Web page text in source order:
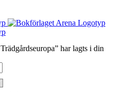
har lagts i din